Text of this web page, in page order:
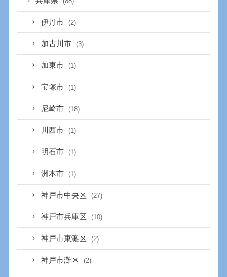
伊丹市 (2)
加古川市 (3)
加東市 (1)
宝塚市 (1)
尼崎市 (18)
川西市 (1)
明石市 (1)
洲本市 (1)
神戸市中央区 (27)
神戸市兵庫区 (10)
神戸市東灘区 (2)
神戸市灘区 (2)